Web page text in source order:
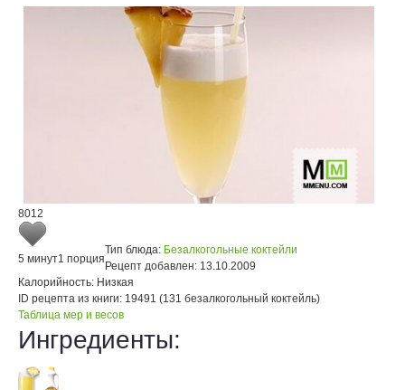
8012
5 минут1 порция
Тип блюда: Безалкогольные коктейли
Рецепт добавлен: 13.10.2009
Калорийность: Низкая
ID рецепта из книги: 19491 (131 безалкогольный коктейль)
Таблица мер и весов
Ингредиенты: